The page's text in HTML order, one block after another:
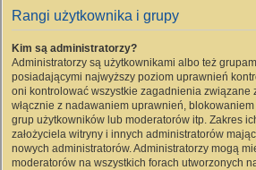
Rangi użytkownika i grupy
Kim są administratorzy?
Administratorzy są użytkownikami albo też
posiadającymi najwyższy poziom uprawnień
oni kontrolować wszystkie zagadnienia związane
włącznie z nadawaniem uprawnień,
grup użytkowników lub moderatorów itp. Zakres
założyciela witryny i innych administratorów
nowych administratorów. Administratorzy mogą
moderatorów na wszystkich forach utworzonych